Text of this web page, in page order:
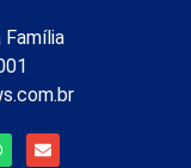
Família